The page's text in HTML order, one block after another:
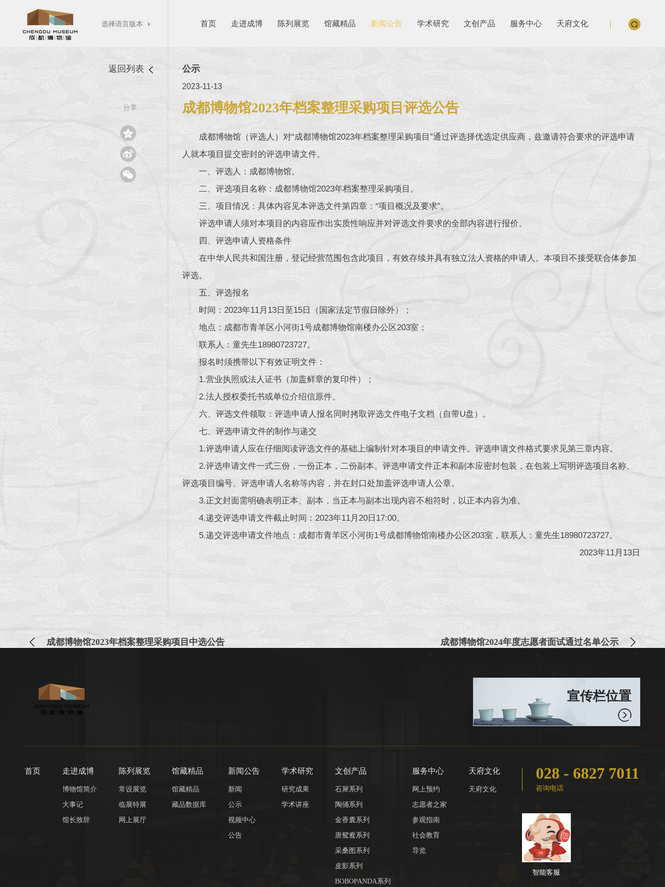
选择语言版本  首页 走进成博 陈列展览 馆藏精品 新闻公告 学术研究 文创产品 服务中心 天府文化
返回列表
—— 分享 ——



公示
2023-11-13
成都博物馆2023年档案整理采购项目评选公告
成都博物馆（评选人）对“成都博物馆2023年档案整理采购项目”通过评选择优选定供应商，兹邀请符合要求的评选申请
人就本项目提交密封的评选申请文件。
一、评选人：成都博物馆。
二、评选项目名称：成都博物馆2023年档案整理采购项目。
三、项目情况：具体内容见本评选文件第四章：“项目概况及要求”。
评选申请人须对本项目的内容应作出实质性响应并对评选文件要求的全部内容进行报价。
四、评选申请人资格条件
在中华人民共和国注册，登记经营范围包含此项目，有效存续并具有独立法人资格的申请人。本项目不接受联合体参加
评选。
五、评选报名
时间：2023年11月13日至15日（国家法定节假日除外）；
地点：成都市青羊区小河街1号成都博物馆南楼办公区203室；
联系人：童先生18980723727。
报名时须携带以下有效证明文件：
1.营业执照或法人证书（加盖鲜章的复印件）；
2.法人授权委托书或单位介绍信原件。
六、评选文件领取：评选申请人报名同时拷取评选文件电子文档（自带U盘）。
七、评选申请文件的制作与递交
1.评选申请人应在仔细阅读评选文件的基础上编制针对本项目的申请文件。评选申请文件格式要求见第三章内容。
2.评选申请文件一式三份，一份正本，二份副本。评选申请文件正本和副本应密封包装，在包装上写明评选项目名称、
评选项目编号、评选申请人名称等内容，并在封口处加盖评选申请人公章。
3.正文封面需明确表明正本、副本，当正本与副本出现内容不相符时，以正本内容为准。
4.递交评选申请文件截止时间：2023年11月20日17:00。
5.递交评选申请文件地点：成都市青羊区小河街1号成都博物馆南楼办公区203室，联系人：童先生18980723727。
2023年11月13日
成都博物馆2023年档案整理采购项目中选公告 成都博物馆2024年度志愿者面试通过名单公示
宣传栏位置
首页 走进成博
博物馆简介
大事记
馆长致辞
陈列展览
常设展览
临展特展
网上展厅
馆藏精品
馆藏精品
藏品数据库
新闻公告
新闻
公示
视频中心
公告
学术研究
研究成果
学术讲座
文创产品
石犀系列
陶俑系列
金香囊系列
唐鸳鸯系列
采桑图系列
皮影系列
BOBOPANDA系列
服务中心
网上预约
志愿者之家
参观指南
社会教育
导览
天府文化
天府文化
028 - 6827 7011
咨询电话
智能客服